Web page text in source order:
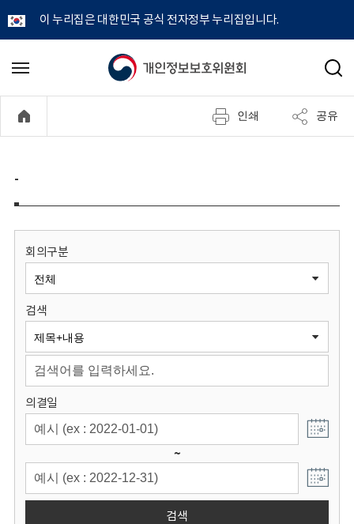
이 누리집은 대한민국 공식 전자정부 누리집입니다.
개
정
보
원
회
메
기
검
인쇄 공유
-
회의구분
검색
의결일
~
검색